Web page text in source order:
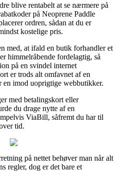
blive rentabelt at se nærmere på
på Neoprene Paddle
ordren, sådan at du er
kostelige pris.
med, at ifald en butik forhandler et
himmelråbende fordelagtig, så
på en svindel internet
er trods alt omfavnet af en
en imod uoprigtige webbutikker.
med betalingskort eller
du drage nytte af en
ViaBill, såfremt du har til
tid.
på nettet behøver man når alt
regler, dog er det bare et